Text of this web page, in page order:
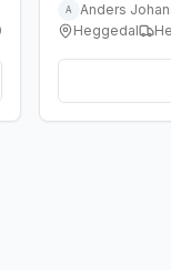
A
Anders
Heggedal